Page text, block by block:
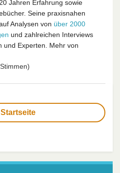
Jahren Erfahrung sowie
Seine praxisnahen
Analysen von über 2000
und zahlreichen Interviews
und Experten. Mehr von